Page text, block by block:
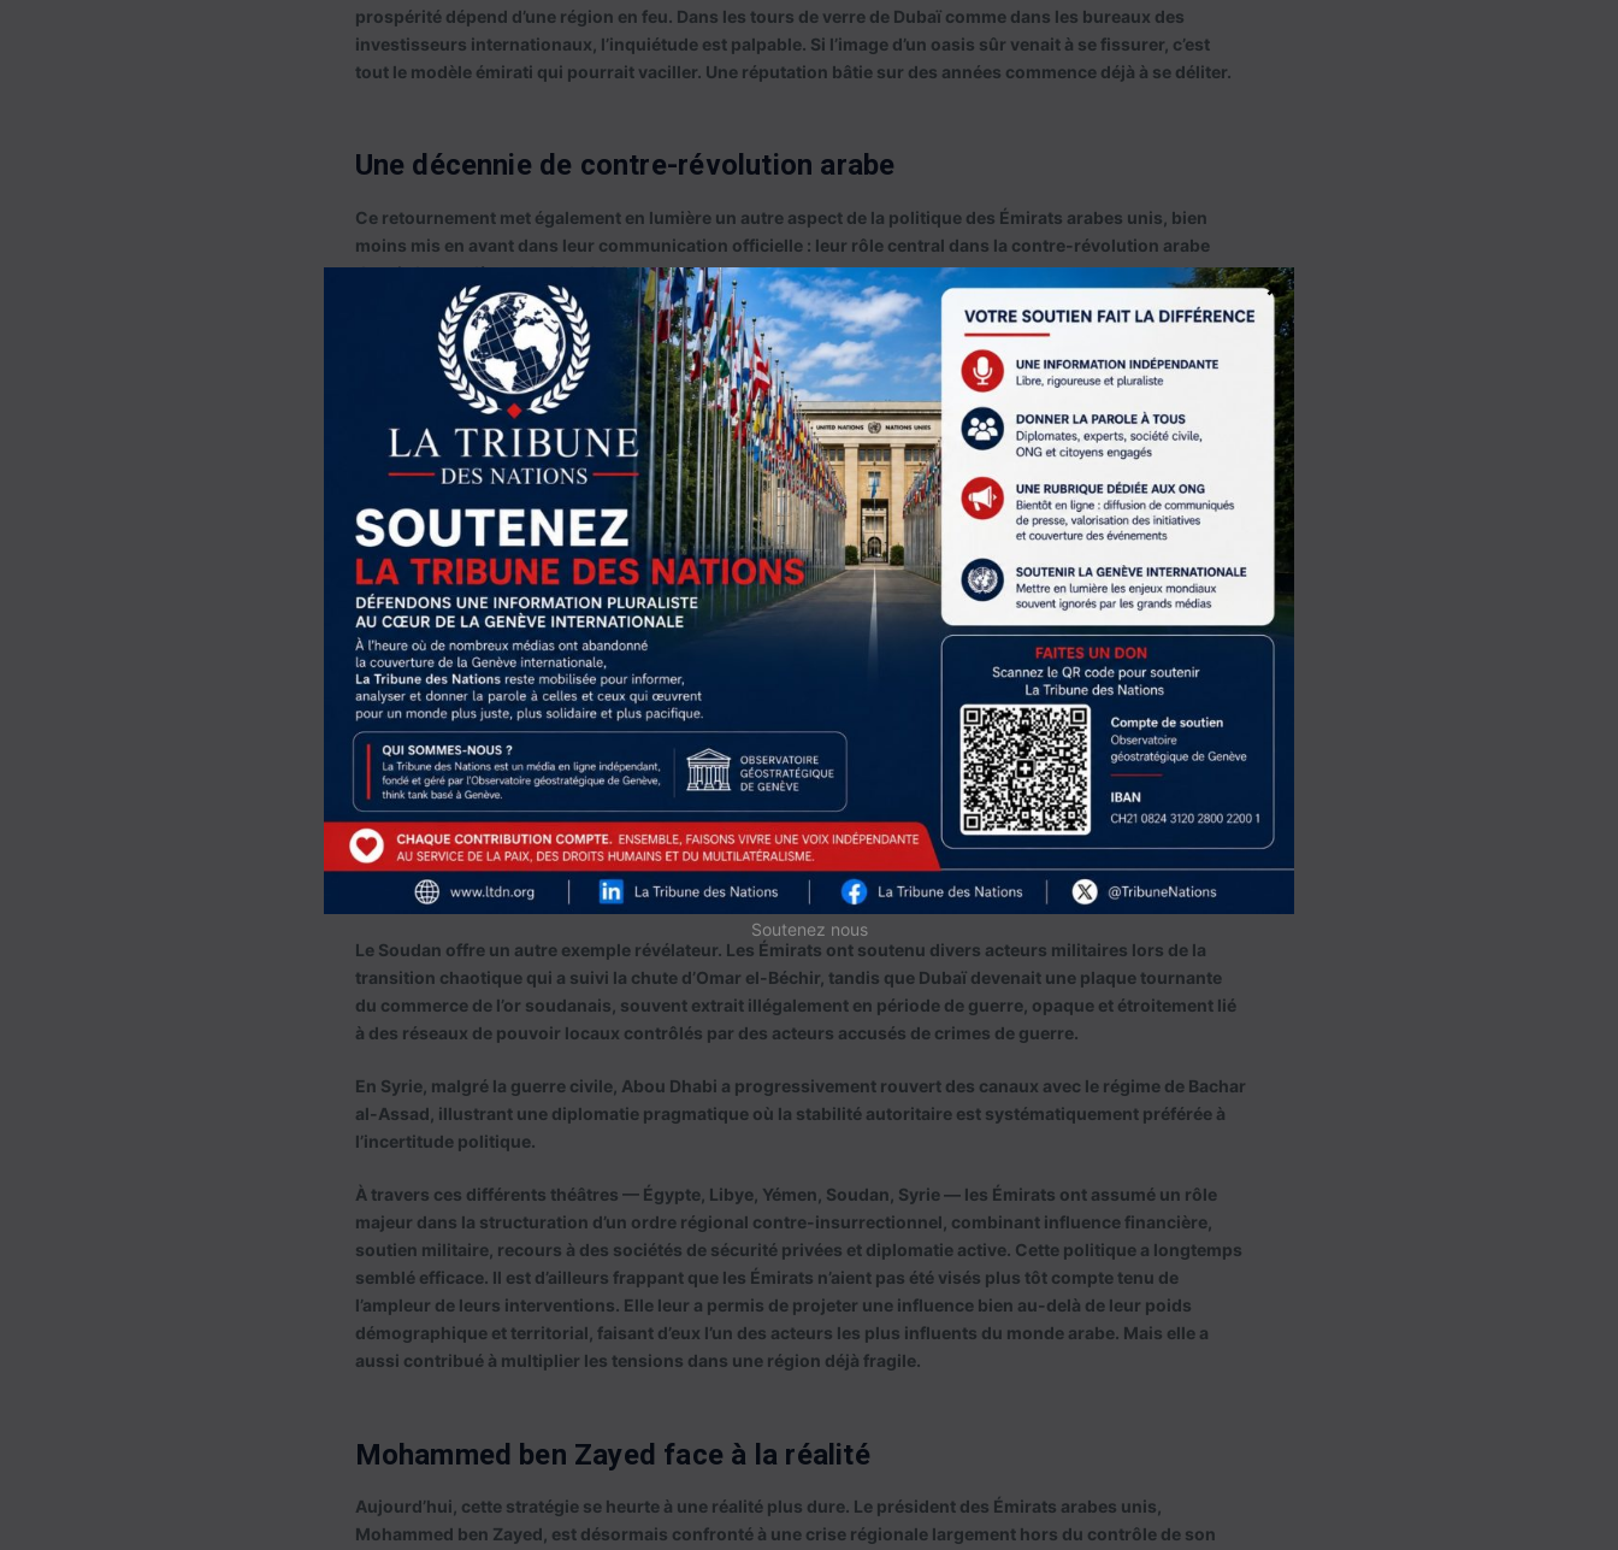
prospérité dépend d’une région en feu. Dans les tours de verre de Dubaï comme dans les bureaux des
investisseurs internationaux, l’inquiétude est palpable. Si l’image d’un oasis sûr venait à se fissurer, c’est
tout le modèle émirati qui pourrait vaciller. Une réputation bâtie sur des années commence déjà à se déliter.
Une décennie de contre-révolution arabe
Ce retournement met également en lumière un autre aspect de la politique des Émirats arabes unis, bien
moins mis en avant dans leur communication officielle : leur rôle central dans la contre-révolution arabe
depuis les soulèvements de 2011.
Dès les premiers mois du Printemps arabe, Abou Dhabi a perçu les mouvements populaires comme une
menace existentielle. Pour la monarchie émiratie, l’émergence de régimes démocratiques dans le monde
arabe risquait de renforcer des forces politiques jugées hostiles, notamment les mouvements islamistes.
Les Émirats ont donc déployé une stratégie active pour empêcher la consolidation de ces transitions
politiques. En Égypte, ils ont soutenu financièrement et politiquement le renversement du gouvernement élu
en 2013. En Libye, ils ont appuyé militairement les forces du maréchal Khalifa Haftar contre les autorités
reconnues par les Nations unies. Au Yémen, ils ont joué un rôle majeur dans la guerre contre les Houthis tout
en soutenant des milices locales qui ont davantage fragmenté le pays.
Les Émirats ont assumé un rôle majeur dans la structuration
d’un ordre régional contre-insurrectionnel, combinant
influence financière, soutien militaire, recours à des sociétés
de sécurité privées et diplomatie active.
Le Soudan offre un autre exemple révélateur. Les Émirats ont soutenu divers acteurs militaires lors de la
transition chaotique qui a suivi la chute d’Omar el-Béchir, tandis que Dubaï devenait une plaque tournante
du commerce de l’or soudanais, souvent extrait illégalement en période de guerre, opaque et étroitement lié
à des réseaux de pouvoir locaux contrôlés par des acteurs accusés de crimes de guerre.
En Syrie, malgré la guerre civile, Abou Dhabi a progressivement rouvert des canaux avec le régime de Bachar
al-Assad, illustrant une diplomatie pragmatique où la stabilité autoritaire est systématiquement préférée à
l’incertitude politique.
À travers ces différents théâtres — Égypte, Libye, Yémen, Soudan, Syrie — les Émirats ont assumé un rôle
majeur dans la structuration d’un ordre régional contre-insurrectionnel, combinant influence financière,
soutien militaire, recours à des sociétés de sécurité privées et diplomatie active. Cette politique a longtemps
semblé efficace. Il est d’ailleurs frappant que les Émirats n’aient pas été visés plus tôt compte tenu de
l’ampleur de leurs interventions. Elle leur a permis de projeter une influence bien au-delà de leur poids
démographique et territorial, faisant d’eux l’un des acteurs les plus influents du monde arabe. Mais elle a
aussi contribué à multiplier les tensions dans une région déjà fragile.
Mohammed ben Zayed face à la réalité
Aujourd’hui, cette stratégie se heurte à une réalité plus dure. Le président des Émirats arabes unis,
Mohammed ben Zayed, est désormais confronté à une crise régionale largement hors du contrôle de son
Soutenez nous
×